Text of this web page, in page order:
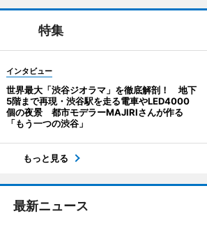
特集
インタビュー
世界最大「渋谷ジオラマ」を徹底解剖！ 地下
5階まで再現・渋谷駅を走る電車やLED4000
個の夜景 都市モデラーMAJIRIさんが作る
「もう一つの渋谷」
もっと見る
最新ニュース